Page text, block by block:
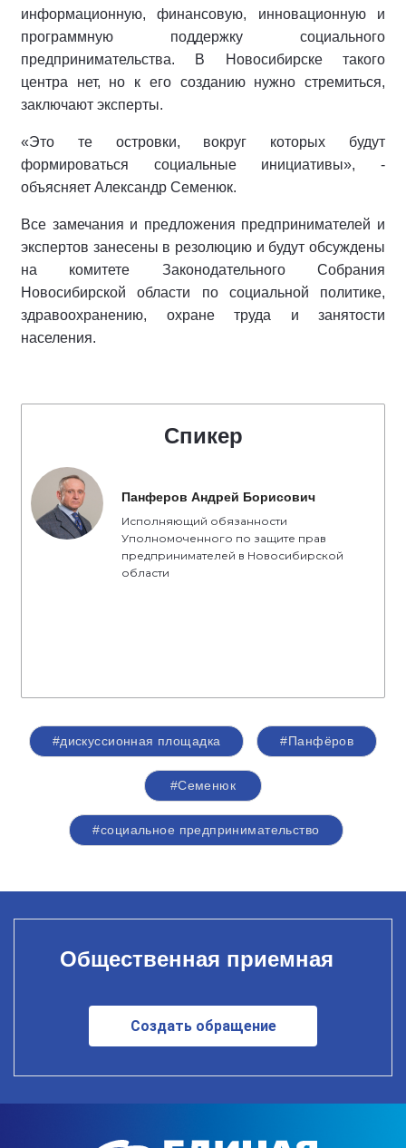
информационную, финансовую, инновационную и
программную поддержку социального
предпринимательства. В Новосибирске такого
центра нет, но к его созданию нужно стремиться,
заключают эксперты.
«Это те островки, вокруг которых будут
формироваться социальные инициативы», -
объясняет Александр Семенюк.
Все замечания и предложения предпринимателей и
экспертов занесены в резолюцию и будут обсуждены
на комитете Законодательного Собрания
Новосибирской области по социальной политике,
здравоохранению, охране труда и занятости
населения.
Спикер
Панферов Андрей Борисович
Исполняющий обязанности
Уполномоченного по защите прав
предпринимателей в Новосибирской
области
#дискуссионная площадка #Панфёров
#Семенюк
#социальное предпринимательство
Общественная приемная
Создать обращение